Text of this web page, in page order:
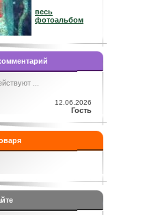
весь
фотоальбом
...
12.06.2026
Гость